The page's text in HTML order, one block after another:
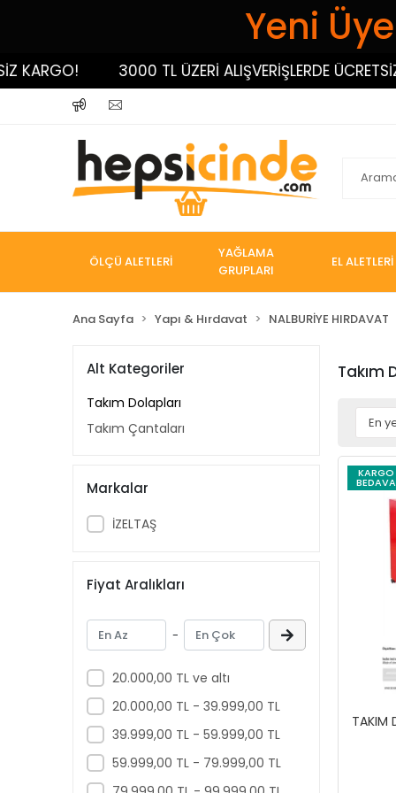
Yeni
3000 TL ÜZERİ ALIŞVERİŞLERDE ÜCRETSİZ
ÖLÇÜ ALETLERİ
YAĞLAMA
GRUPLARI
EL ALETLERİ
Ana Sayfa Yapı & Hırdavat NALBURİYE HIRDAVAT
Alt Kategoriler
Takım Dolapları
Takım Çantaları
Markalar
İZELTAŞ
Fiyat Aralıkları
-
20.000,00 TL ve altı
20.000,00 TL - 39.999,00 TL
39.999,00 TL - 59.999,00 TL
59.999,00 TL - 79.999,00 TL
Takım
KARGO
BEDAVA
TAKIM